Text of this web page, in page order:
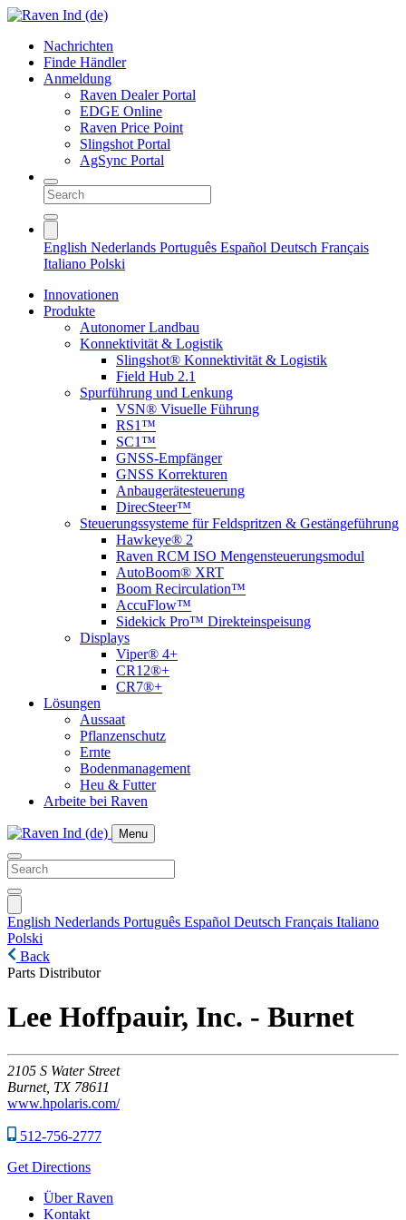
Nachrichten
Finde Händler
Anmeldung
Raven Dealer Portal
EDGE Online
Raven Price Point
Slingshot Portal
AgSync Portal
English Nederlands Português Español Deutsch Français
Italiano Polski
Innovationen
Produkte
Autonomer Landbau
Konnektivität & Logistik
Slingshot® Konnektivität & Logistik
Field Hub 2.1
Spurführung und Lenkung
VSN® Visuelle Führung
RS1™
SC1™
GNSS-Empfänger
GNSS Korrekturen
Anbaugerätesteuerung
DirecSteer™
Steuerungssysteme für Feldspritzen & Gestängeführung
Hawkeye® 2
Raven RCM ISO Mengensteuerungsmodul
AutoBoom® XRT
Boom Recirculation™
AccuFlow™
Sidekick Pro™ Direkteinspeisung
Displays
Viper® 4+
CR12®+
CR7®+
Lösungen
Aussaat
Pflanzenschutz
Ernte
Bodenmanagement
Heu & Futter
Arbeite bei Raven
Menu
English Nederlands Português Español Deutsch Français Italiano
Polski
Back
Parts Distributor
Lee Hoffpauir, Inc. - Burnet
2105 S Water Street
Burnet, TX 78611
www.hpolaris.com/
512-756-2777
Get Directions
Über Raven
Kontakt